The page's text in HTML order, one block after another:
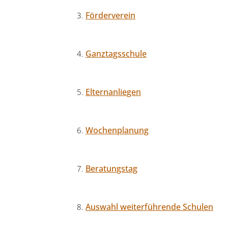
Förderverein
Ganztagsschule
Elternanliegen
Wochenplanung
Beratungstag
Auswahl weiterführende Schulen